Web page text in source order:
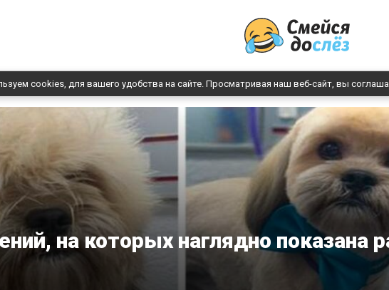
cookies, для вашего удобства на сайте. Просматривая наш веб-сайт, вы
на которых наглядно показана